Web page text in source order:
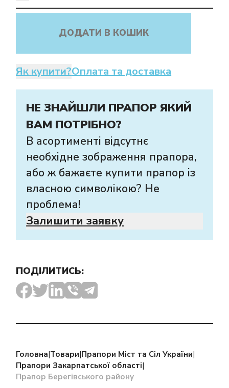
ДОДАТИ В КОШИК
Як купити?Оплата та доставка
НЕ ЗНАЙШЛИ ПРАПОР ЯКИЙ
ВАМ ПОТРІБНО?
В асортименті відсутнє
необхідне зображення прапора,
або ж бажаєте купити прапор із
власною символікою? Не
проблема!
Залишити заявку
ПОДІЛИТИСЬ:
Головна|Товари|Прапори Міст та Сіл України|
Прапори Закарпатської області|
Прапор Берегівського району